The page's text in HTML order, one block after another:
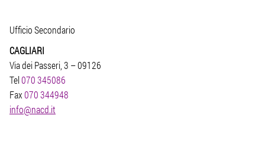
Ufficio Secondario
CAGLIARI
Via dei Passeri, 3 – 09126
Tel070 345086
Fax070 344948
info@nacd.it